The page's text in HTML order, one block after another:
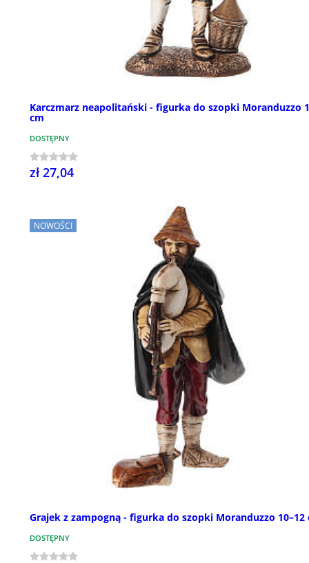
Karczmarz neapolitański - figurka do szopki Moranduzzo
cm
DOSTĘPNY
zł 27,04
NOWOŚCI
Grajek z zampogną - figurka do szopki Moranduzzo 10–12
DOSTĘPNY